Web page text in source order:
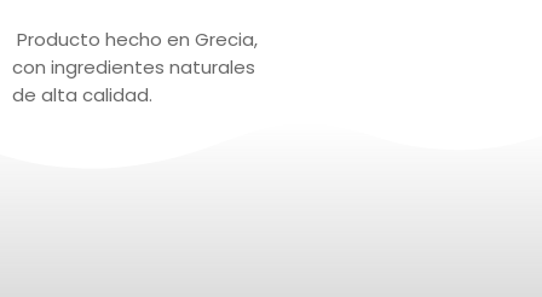
Producto hecho en Grecia,
con ingredientes naturales
de alta calidad.